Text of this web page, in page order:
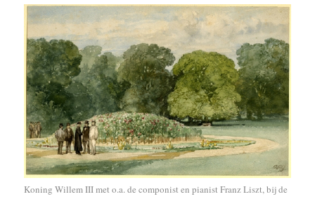
Koning Willem III met o.a. de componist en pianist Franz Liszt, bij de